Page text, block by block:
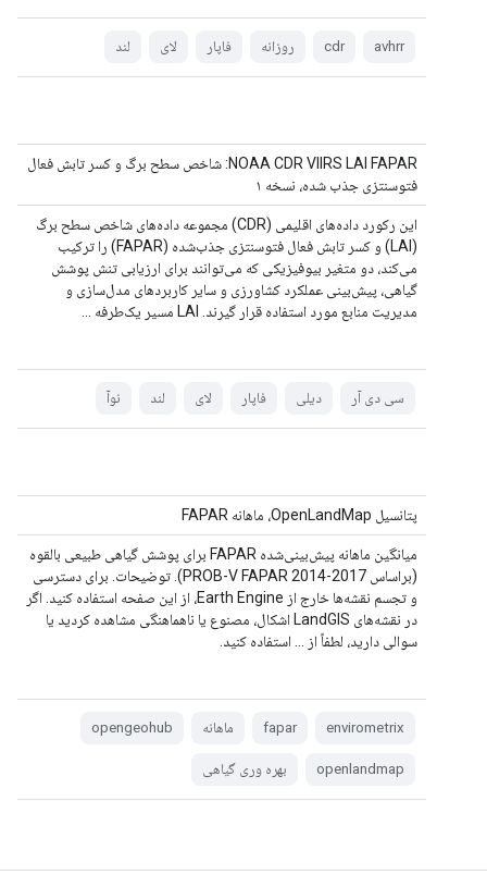
avhrr
cdr روزانه فاپار لای لند
NOAA CDR VIIRS LAI FAPAR: شاخص سطح برگ و کسر تابش فعال
فتوسنتزی جذب شده، نسخه ۱
این رکورد داده‌های اقلیمی (CDR) مجموعه داده‌های شاخص سطح برگ
(LAI) و کسر تابش فعال فتوسنتزی جذب‌شده (FAPAR) را ترکیب
می‌کند، دو متغیر بیوفیزیکی که می‌توانند برای ارزیابی تنش پوشش
گیاهی، پیش‌بینی عملکرد کشاورزی و سایر کاربردهای مدل‌سازی و
مدیریت منابع مورد استفاده قرار گیرند. LAI مسیر یک‌طرفه ...
سی دی آر دیلی فاپار لای لند نوآ
پتانسیل OpenLandMap، ماهانه FAPAR
میانگین ماهانه پیش‌بینی‌شده FAPAR برای پوشش گیاهی طبیعی بالقوه
(براساس PROB-V FAPAR 2014-2017). توضیحات. برای دسترسی
و تجسم نقشه‌ها خارج از Earth Engine، از این صفحه استفاده کنید. اگر
در نقشه‌های LandGIS اشکال، مصنوع یا ناهماهنگی مشاهده کردید یا
سوالی دارید، لطفاً از ... استفاده کنید.
envirometrix
fapar ماهانه opengeohub
openlandmap بهره وری گیاهی